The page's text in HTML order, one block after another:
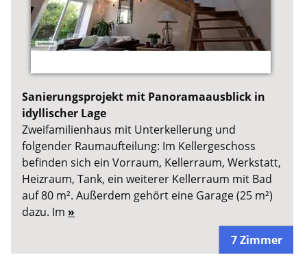
Sanierungsprojekt mit Panoramaausblick in
idyllischer Lage
Zweifamilienhaus mit Unterkellerung und
folgender Raumaufteilung: Im Kellergeschoss
befinden sich ein Vorraum, Kellerraum, Werkstatt,
Heizraum, Tank, ein weiterer Kellerraum mit Bad
auf 80 m². Außerdem gehört eine Garage (25 m²)
dazu. Im »
7 Zimmer